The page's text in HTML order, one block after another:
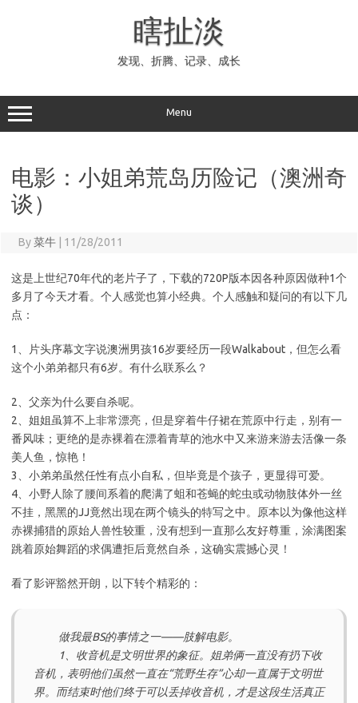
瞎扯淡
发现、折腾、记录、成长
Menu
电影：小姐弟荒岛历险记（澳洲奇
谈）
By菜牛 11/28/2011
这是上世纪70年代的老片子了，下载的720P版本因各种原因做种1个
多月了今天才看。个人感觉也算小经典。个人感触和疑问的有以下几
点：
1、片头序幕文字说澳洲男孩16岁要经历一段Walkabout，但怎么看
这个小弟弟都只有6岁。有什么联系么？
2、父亲为什么要自杀呢。
2、姐姐虽算不上非常漂亮，但是穿着牛仔裙在荒原中行走，别有一
番风味；更绝的是赤裸着在漂着青草的池水中又来游来游去活像一条
美人鱼，惊艳！
3、小弟弟虽然任性有点小自私，但毕竟是个孩子，更显得可爱。
4、小野人除了腰间系着的爬满了蛆和苍蝇的蛇虫或动物肢体外一丝
不挂，黑黑的JJ竟然出现在两个镜头的特写之中。原本以为像他这样
赤裸捕猎的原始人兽性较重，没有想到一直那么友好尊重，涂满图案
跳着原始舞蹈的求偶遭拒后竟然自杀，这确实震撼心灵！
看了影评豁然开朗，以下转个精彩的：
做我最BS的事情之一——肢解电影。
1、收音机是文明世界的象征。姐弟俩一直没有扔下收
音机，表明他们虽然一直在“荒野生存”心却一直属于文明世
界。而结束时他们终于可以丢掉收音机，才是这段生活真正